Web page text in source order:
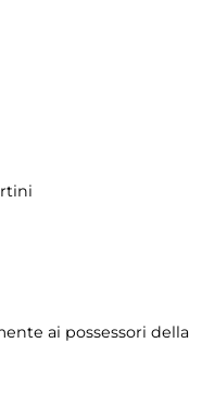
ai possessori della